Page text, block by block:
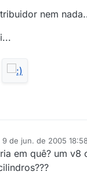
nem
9 de jun. de 2005
por
em quê? um v8